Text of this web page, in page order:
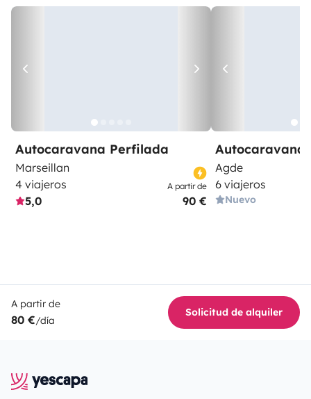
Autocaravana Perfilada
Marseillan
4 viajeros
5,0
A partir de
90 €
Autocaravana
Agde
6 viajeros
Nuevo
A partir de
80 €/día
Solicitud de alquiler